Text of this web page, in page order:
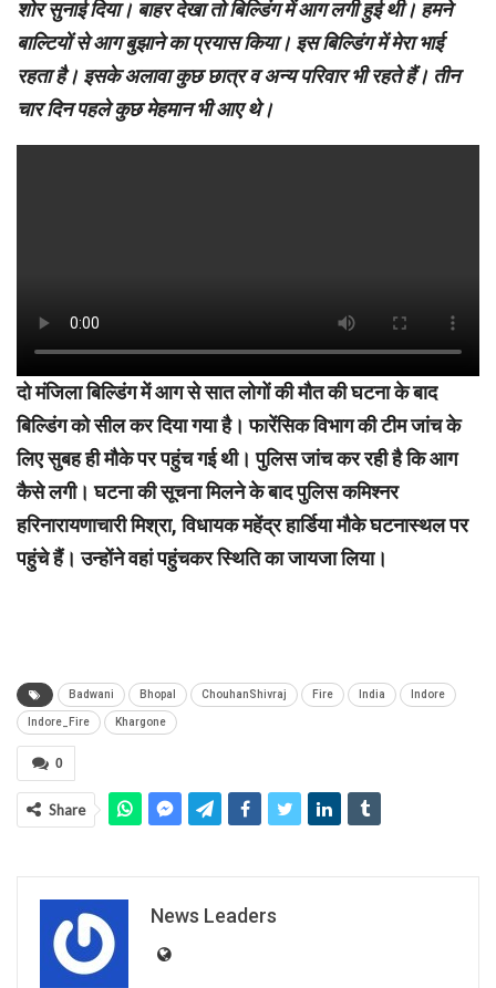
शोर सुनाई दिया। बाहर देखा तो बिल्डिंग में आग लगी हुई थी। हमने
बाल्टियों से आग बुझाने का प्रयास किया। इस बिल्डिंग में मेरा भाई
रहता है। इसके अलावा कुछ छात्र व अन्य परिवार भी रहते हैं। तीन
चार दिन पहले कुछ मेहमान भी आए थे।
दो मंजिला बिल्डिंग में आग से सात लोगों की मौत की घटना के बाद
बिल्डिंग को सील कर दिया गया है। फारेंसिक विभाग की टीम जांच के
लिए सुबह ही मौके पर पहुंच गई थी। पुलिस जांच कर रही है कि आग
कैसे लगी। घटना की सूचना मिलने के बाद पुलिस कमिश्नर
हरिनारायणाचारी मिश्रा, विधायक महेंद्र हार्डिया मौके घटनास्थल पर
पहुंचे हैं। उन्होंने वहां पहुंचकर स्थिति का जायजा लिया।
Badwani Bhopal ChouhanShivraj Fire India Indore
Indore_Fire Khargone
0
Share
News Leaders